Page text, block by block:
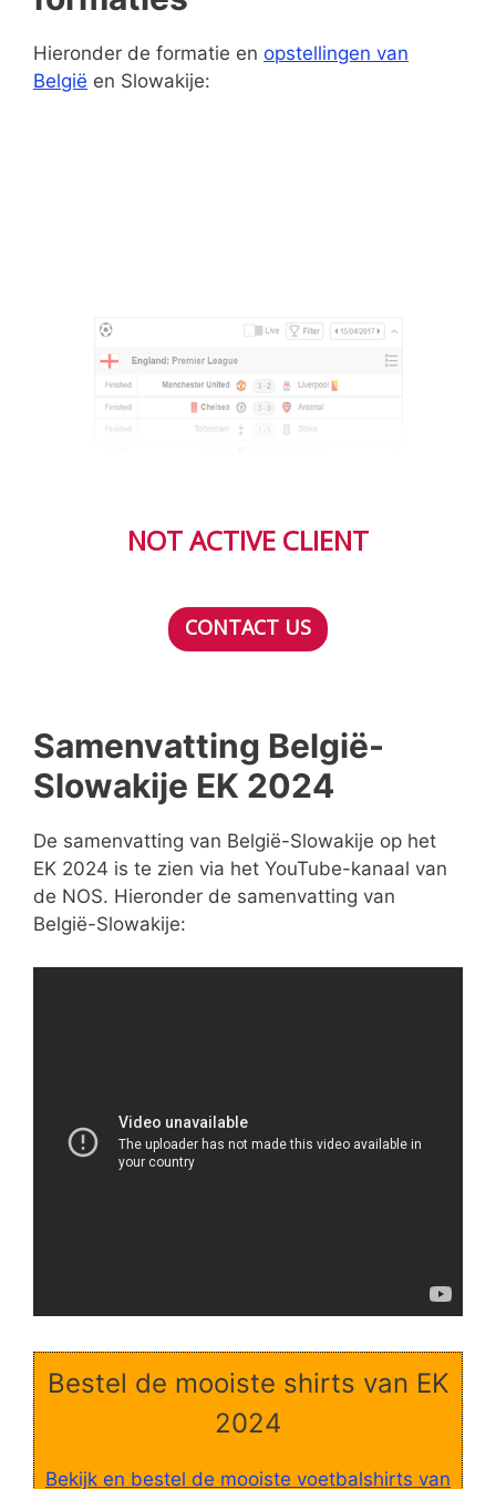
Hieronder de formatie en opstellingen van
België en Slowakije:
NOT ACTIVE CLIENT
CONTACT US
Samenvatting België-
Slowakije EK 2024
De samenvatting van België-Slowakije op het
EK 2024 is te zien via het YouTube-kanaal van
de NOS. Hieronder de samenvatting van
België-Slowakije:
Bestel de mooiste shirts van EK
2024
Bekijk en bestel de mooiste voetbalshirts van